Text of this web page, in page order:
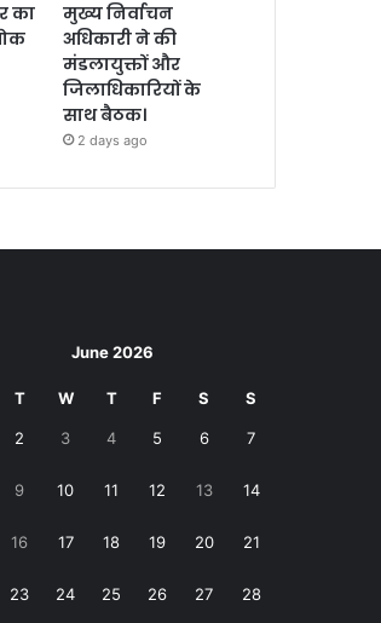
का
मुख्य निर्वाचन
अधिकारी ने की
मंडलायुक्तों और
जिलाधिकारियों के
साथ बैठक।
2 days ago
June 2026
T W T F S S
2 3 4 5 6 7
9 10 11 12 13 14
16 17 18 19 20 21
23 24 25 26 27 28